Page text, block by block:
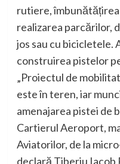
rutiere,
realizarea parcărilor,
jos sau cu bicicletele.
construirea pistelor
„Proiectul de
este în teren, iar
amenajarea pistei de
Cartierul Aeroport,
Aviatorilor, de la
declară Tiberiu Iacob